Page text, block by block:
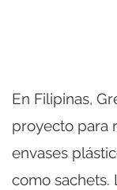
En Filipinas,
proyecto para
envases
como sachets.